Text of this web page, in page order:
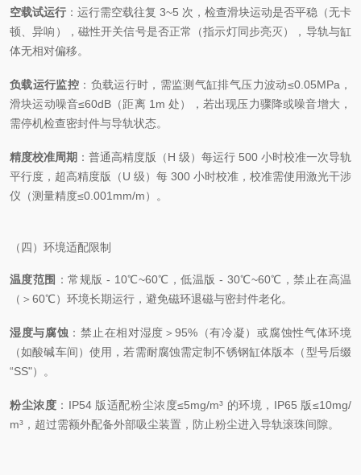
空载试运行 ：运行需空载往复 3~5 次，检查滑块运动是否平稳（无卡
顿、异响），磁性开关信号是否正常（指示灯同步亮灭），导轨与缸
体无相对偏移。
负载运行监控 ：负载运行时，需监测气缸排气压力波动≤0.05MPa，
滑块运动噪音≤60dB（距离 1m 处），若出现压力骤降或噪音增大，
需停机检查密封件与导轨状态。
精度校准周期 ：普通高精度版（H 级）每运行 500 小时校准一次导轨
平行度，超高精度版（U 级）每 300 小时校准，校准需使用激光干涉
仪（测量精度≤0.001mm/m）。
（四）环境适配限制
温度范围 ：常规版 - 10℃~60℃，低温版 - 30℃~60℃，禁止在高温
（＞60℃）环境长期运行，避免磁环退磁与密封件老化。
湿度与腐蚀 ：禁止在相对湿度＞95%（有冷凝）或腐蚀性气体环境
（如酸碱车间）使用，若需耐腐蚀需定制不锈钢缸体版本（型号后缀
“SS"）。
粉尘浓度 ：IP54 版适配粉尘浓度≤5mg/m³ 的环境，IP65 版≤10mg/
m³，超过需额外配备外部吸尘装置，防止粉尘进入导轨滚珠间隙。